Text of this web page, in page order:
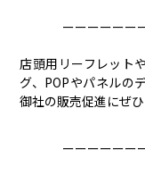
ーーーーーー
店頭用リーフレット
グ、POPやパネルの
御社の販売促進にぜ
ーーーーーー